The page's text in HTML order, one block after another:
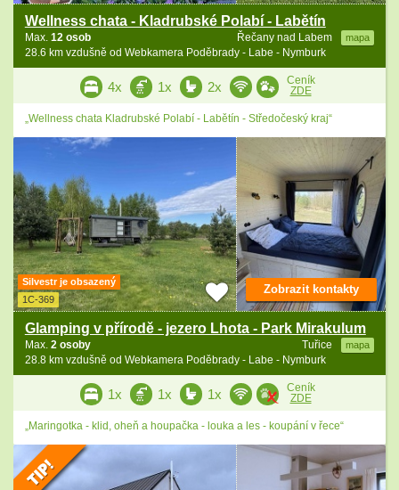
Wellness chata - Kladrubské Polabí - Labětín
Řečany nad Labem mapa
Max. 12 osob
28.6 km vzdušně od Webkamera Poděbrady - Labe - Nymburk
4x 1x 2x
Ceník
ZDE
„Wellness chata Kladrubské Polabí - Labětín - Středočeský kraj“
Silvestr je obsazený
1C-369
Glamping v přírodě - jezero Lhota - Park Mirakulum
Tuřice mapa
Max. 2 osoby
28.8 km vzdušně od Webkamera Poděbrady - Labe - Nymburk
Zobrazit kontakty
1x 1x 1x
Ceník
ZDE
„Maringotka - klid, oheň a houpačka - louka a les - koupání v řece“